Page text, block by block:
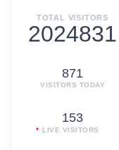
TOTAL VISITORS
2024831
871
VISITORS TODAY
153
LIVE VISITORS